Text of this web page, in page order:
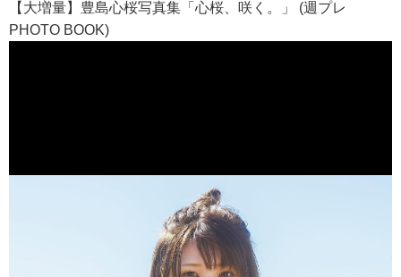
【大増量】豊島心桜写真集「心桜、咲く。」 (週プレ
PHOTO BOOK)